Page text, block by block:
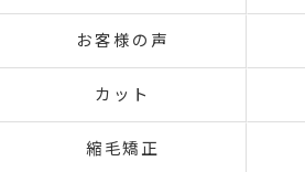
お客様の声
カット
縮毛矯正